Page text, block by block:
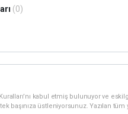
(0)
kabul etmiş bulunuyor ve
başınıza üstleniyorsunuz. Yazılan